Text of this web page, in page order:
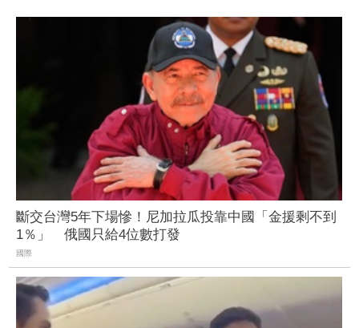
斷交台灣5年下場慘！尼加拉瓜投靠中國「金援剩不到
1％」 俄國只給4位數打發
國際